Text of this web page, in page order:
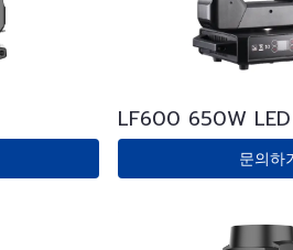
LF600 650W LED
로파일 조명
문의하